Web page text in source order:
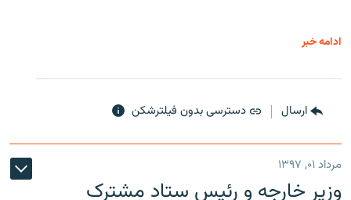
ادامه خبر
ارسال دسترسی بدون فیلترشکن
مرداد ۰۱, ۱۳۹۷
وزیر خارجه و رئیس‌ ستاد مشترک